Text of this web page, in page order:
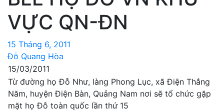
VỰC QN-ĐN
15 Tháng 6, 2011
Đỗ Quang Hòa
15/03/2011
Từ đường họ Đỗ Như, làng Phong Lục, xã Điện Thắng
Năm, huyện Điện Bàn, Quảng Nam nơi sẽ tổ chức gặp
mặt họ Đỗ toàn quốc lần thứ 15